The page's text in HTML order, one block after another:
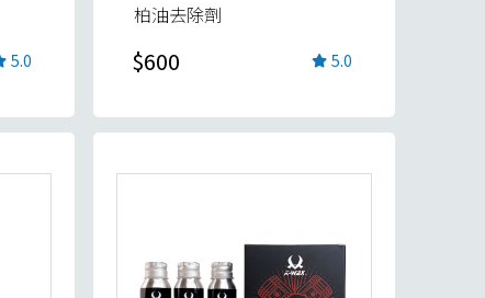
5.0
柏油去除劑
$600 5.0